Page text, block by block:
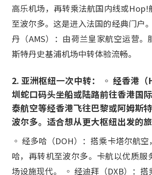
高乐机场，再转乘法航国内线或Hop!
至波尔多。这是进入法国的经典门户
丹（AMS）：由荷兰皇家航空运营。
斯特丹史基浦机场中转体验流畅。
2. 亚洲枢纽一次中转： ◦ 经香港（
圳蛇口码头坐船或陆路前往香港国
泰航空等经香港飞往巴黎或阿姆斯
波尔多。适合想从更大枢纽出发的旅
◦ 经多哈（DOH）：搭乘卡塔尔航空
哈，再转机至波尔多。卡航以优质服
场设施现代。 ◦ 经迪拜（DXB）：搭